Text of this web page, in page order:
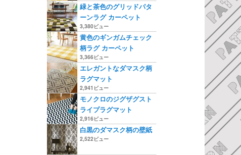
緑と茶色のグリッドパタ
ーンラグ カーペット
3,380ビュー
黄色のギンガムチェック
柄ラグ カーペット
3,366ビュー
エレガントなダマスク柄
ラグマット
2,941ビュー
モノクロのジグザグスト
ライプラグマット
2,916ビュー
白黒のダマスク柄の壁紙
2,522ビュー